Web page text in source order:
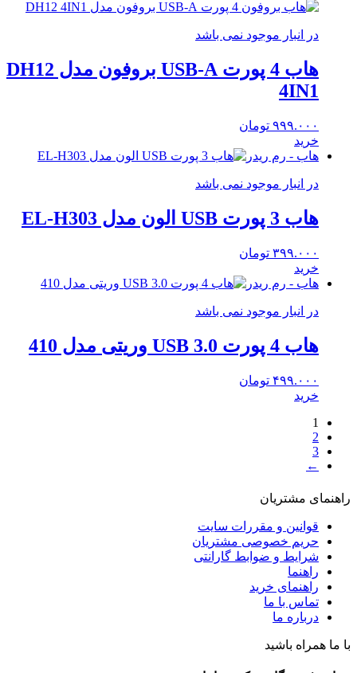
در انبار موجود نمی باشد
هاب 4 پورت USB-A بروفون مدل DH12
4IN1
۹۹۹.۰۰۰ تومان
خرید
هاب - رم ریدر
در انبار موجود نمی باشد
هاب 3 پورت USB الون مدل EL-H303
۳۹۹.۰۰۰ تومان
خرید
هاب - رم ریدر
در انبار موجود نمی باشد
هاب 4 پورت USB 3.0 وریتی مدل 410
۴۹۹.۰۰۰ تومان
خرید
1
2
3
←
راهنمای مشتریان
قوانین و مقررات سایت
حریم خصوصی مشتریان
شرایط و ضوابط گارانتی
راهنما
راهنمای خرید
تماس با ما
درباره ما
با ما همراه باشید